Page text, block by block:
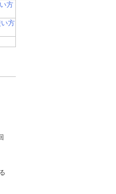
方
方